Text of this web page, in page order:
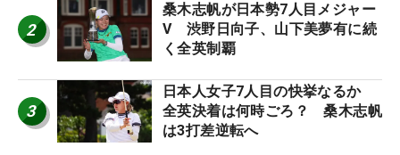
2
桑木志帆が日本勢7人目メジャー
V 渋野日向子、山下美夢有に続
く全英制覇
3
日本人女子7人目の快挙なるか
全英決着は何時ごろ？ 桑木志帆
は3打差逆転へ